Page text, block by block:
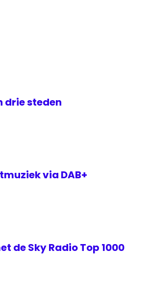
drie steden
via DAB+
de Sky Radio Top 1000